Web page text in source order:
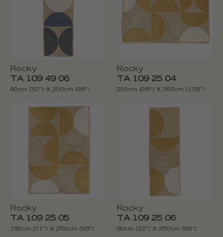
Rocky
TA 109 49 06
80cm (32'') X 250cm (98'')
Rocky
TA 109 25 04
250cm (98'') X 350cm (138'')
Rocky
TA 109 25 05
180cm (71'') X 250cm (98'')
Rocky
TA 109 25 06
80cm (32'') X 250cm (98'')